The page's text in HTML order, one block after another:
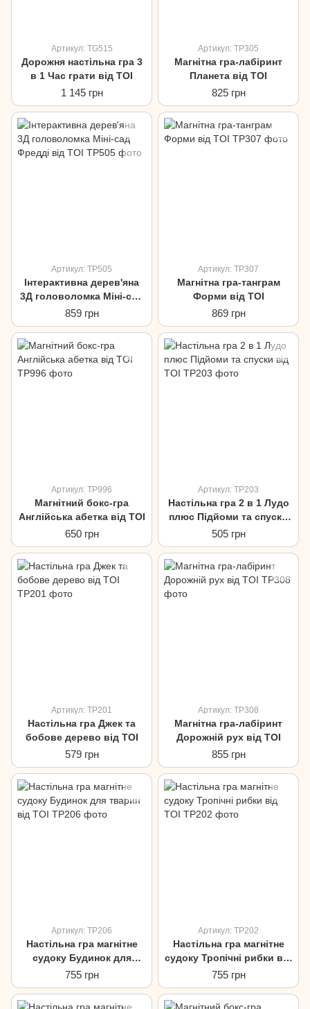
Артикул: TG515
Дорожня настільна гра 3
в 1 Час грати від TOI
1 145 грн
Артикул: TP305
Магнітна гра-лабіринт
Планета від TOI
825 грн
Артикул: TP505
Інтерактивна дерев'яна
3Д головоломка Міні-сад
Фредді від TOI
859 грн
Артикул: TP307
Магнітна гра-танграм
Форми від TOI
869 грн
Артикул: TP996
Магнітний бокс-гра
Англійська абетка від TOI
650 грн
Артикул: TP203
Настільна гра 2 в 1 Лудо
плюс Підйоми та спуски
від TOI
505 грн
Артикул: TP201
Настільна гра Джек та
бобове дерево від TOI
579 грн
Артикул: TP308
Магнітна гра-лабіринт
Дорожній рух від TOI
855 грн
Артикул: TP206
Настільна гра магнітне
судоку Будинок для
тварин від TOI
755 грн
Артикул: TP202
Настільна гра магнітне
судоку Тропічні рибки від
TOI
755 грн